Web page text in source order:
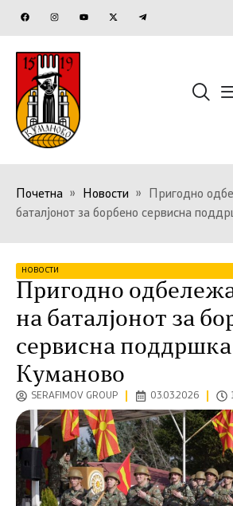
Почетна » Новости »
Пригодно
баталјонот за борбено сервисна
НОВОСТИ
Пригодно
на баталјонот за
сервисна поддршка
Куманово
SERAFIMOV GROUP 03.03.2026